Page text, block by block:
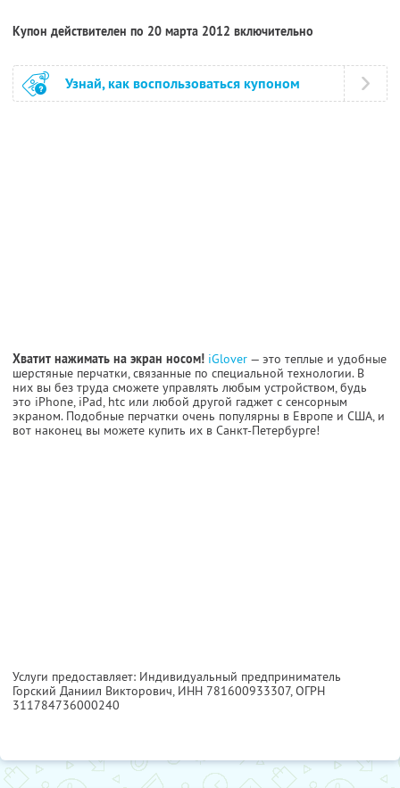
Купон действителен по 20 марта 2012 включительно
Узнай, как воспользоваться купоном
Хватит нажимать на экран носом! iGlover — это теплые и удобные
шерстяные перчатки, связанные по специальной технологии. В
них вы без труда сможете управлять любым устройством, будь
это iPhone, iPad, htc или любой другой гаджет с сенсорным
экраном. Подобные перчатки очень популярны в Европе и США, и
вот наконец вы можете купить их в Санкт-Петербурге!
Услуги предоставляет: Индивидуальный предприниматель
Горский Даниил Викторович, ИНН 781600933307, ОГРН
311784736000240